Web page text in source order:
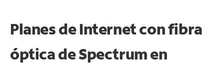
Planes de Internet con fibra
óptica de Spectrum en